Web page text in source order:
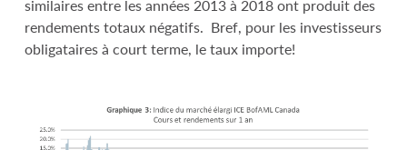
similaires entre les années 2013 à 2018 ont produit des
rendements totaux négatifs. Bref, pour les investisseurs
obligataires à court terme, le taux importe!